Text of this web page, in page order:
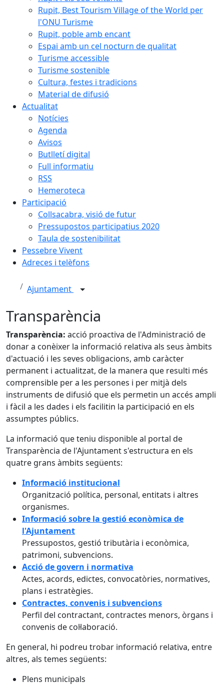
Rupit, Best Tourism Village of the World per
l'ONU Turisme
Rupit, poble amb encant
Espai amb un cel nocturn de qualitat
Turisme accessible
Turisme sostenible
Cultura, festes i tradicions
Material de difusió
Actualitat
Notícies
Agenda
Avisos
Butlletí digital
Full informatiu
RSS
Hemeroteca
Participació
Collsacabra, visió de futur
Pressupostos participatius 2020
Taula de sostenibilitat
Pessebre Vivent
Adreces i telèfons
Ajuntament
Transparència
Transparència: acció proactiva de l'Administració de
donar a conèixer la informació relativa als seus àmbits
d'actuació i les seves obligacions, amb caràcter
permanent i actualitzat, de la manera que resulti més
comprensible per a les persones i per mitjà dels
instruments de difusió que els permetin un accés ampli
i fàcil a les dades i els facilitin la participació en els
assumptes públics.
La informació que teniu disponible al portal de
Transparència de l'Ajuntament s'estructura en els
quatre grans àmbits següents:
Informació institucional
Organització política, personal, entitats i altres
organismes.
Informació sobre la gestió econòmica de
l'Ajuntament
Pressupostos, gestió tributària i econòmica,
patrimoni, subvencions.
Acció de govern i normativa
Actes, acords, edictes, convocatòries, normatives,
plans i estratègies.
Contractes, convenis i subvencions
Perfil del contractant, contractes menors, òrgans i
convenis de col·laboració.
En general, hi podreu trobar informació relativa, entre
altres, als temes següents:
Plens municipals